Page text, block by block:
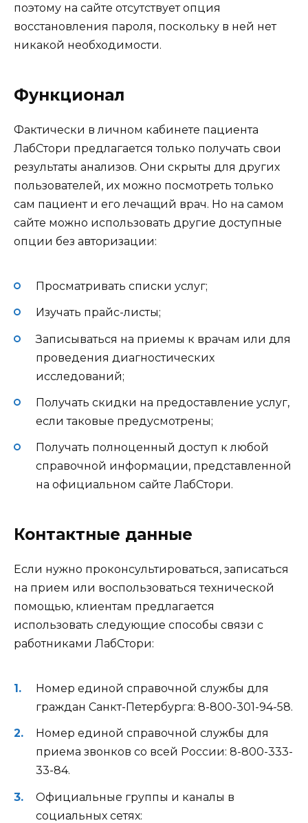
поэтому на сайте отсутствует опция
восстановления пароля, поскольку в ней нет
никакой необходимости.
Функционал
Фактически в личном кабинете пациента
ЛабСтори предлагается только получать свои
результаты анализов. Они скрыты для других
пользователей, их можно посмотреть только
сам пациент и его лечащий врач. Но на самом
сайте можно использовать другие доступные
опции без авторизации:
Просматривать списки услуг;
Изучать прайс-листы;
Записываться на приемы к врачам или для
проведения диагностических
исследований;
Получать скидки на предоставление услуг,
если таковые предусмотрены;
Получать полноценный доступ к любой
справочной информации, представленной
на официальном сайте ЛабСтори.
Контактные данные
Если нужно проконсультироваться, записаться
на прием или воспользоваться технической
помощью, клиентам предлагается
использовать следующие способы связи с
работниками ЛабСтори:
Номер единой справочной службы для
граждан Санкт-Петербурга: 8-800-301-94-58.
Номер единой справочной службы для
приема звонков со всей России: 8-800-333-
33-84.
Официальные группы и каналы в
социальных сетях: